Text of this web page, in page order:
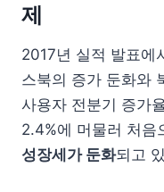
제
2017년 실적 발표에
스북의 증가 둔화와
사용자 전분기 증가
2.4%에 머물러 처음
성장세가 둔화되고